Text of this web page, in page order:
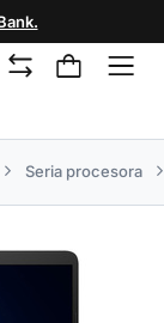
Seria procesora